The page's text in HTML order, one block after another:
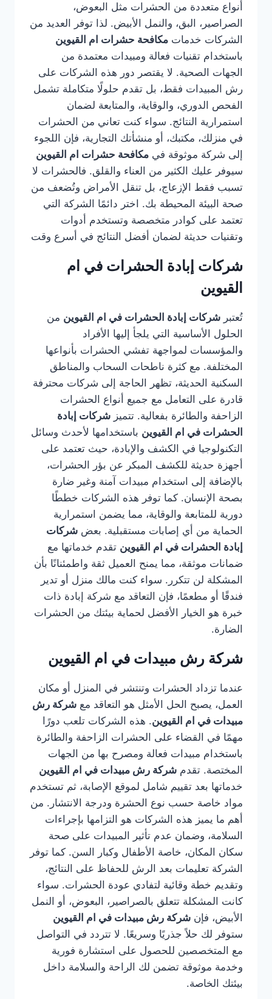
أنواع متعددة من الحشرات مثل البعوض،
الصراصير، البق، والنمل الأبيض. لذا توفر العديد من
الشركات خدمات مكافحة حشرات ام القيوين
باستخدام تقنيات فعالة ومبيدات معتمدة من
الجهات الصحية. لا يقتصر دور هذه الشركات على
رش المبيدات فقط، بل تقدم حلولًا متكاملة تشمل
الفحص الدوري، والوقاية، والمتابعة لضمان
استمرارية النتائج. سواء كنت تعاني من الحشرات
في منزلك، مكتبك، أو منشأتك التجارية، فإن اللجوء
إلى شركة موثوقة في مكافحة حشرات ام القيوين
سيوفر عليك الكثير من العناء والقلق. فالحشرات لا
تسبب فقط الإزعاج، بل تنقل الأمراض وتُضعف من
صحة البيئة المحيطة بك. اختر دائمًا الشركة التي
تعتمد على كوادر متخصصة وتستخدم أدوات
وتقنيات حديثة لضمان أفضل النتائج في أسرع وقت
شركات إبادة الحشرات في ام
القيوين
تُعتبر شركات إبادة الحشرات في ام القيوين من
الحلول الأساسية التي يلجأ إليها الأفراد
والمؤسسات لمواجهة تفشي الحشرات بأنواعها
المختلفة. مع كثرة ناطحات السحاب والمناطق
السكنية الحديثة، تظهر الحاجة إلى شركات محترفة
قادرة على التعامل مع جميع أنواع الحشرات
الزاحفة والطائرة بفعالية. تتميز شركات إبادة
الحشرات في ام القيوين باستخدامها لأحدث وسائل
التكنولوجيا في الكشف والإبادة، حيث تعتمد على
أجهزة حديثة للكشف المبكر عن بؤر الحشرات،
بالإضافة إلى استخدام مبيدات آمنة وغير ضارة
بصحة الإنسان. كما توفر هذه الشركات خططًا
دورية للمتابعة والوقاية، مما يضمن استمرارية
الحماية من أي إصابات مستقبلية. بعض شركات
إبادة الحشرات في ام القيوين تقدم خدماتها مع
ضمانات موثقة، مما يمنح العميل ثقة واطمئنانًا بأن
المشكلة لن تتكرر. سواء كنت مالك منزل أو تدير
فندقًا أو مطعمًا، فإن التعاقد مع شركة إبادة ذات
خبرة هو الخيار الأفضل لحماية بيئتك من الحشرات
الضارة.
شركة رش مبيدات في ام القيوين
عندما تزداد الحشرات وتنتشر في المنزل أو مكان
العمل، يصبح الحل الأمثل هو التعاقد مع شركة رش
مبيدات في ام القيوين. هذه الشركات تلعب دورًا
مهمًا في القضاء على الحشرات الزاحفة والطائرة
باستخدام مبيدات فعالة ومصرح بها من الجهات
المختصة. تقدم شركة رش مبيدات في ام القيوين
خدماتها بعد تقييم شامل لموقع الإصابة، ثم تستخدم
مواد خاصة حسب نوع الحشرة ودرجة الانتشار. من
أهم ما يميز هذه الشركات هو التزامها بإجراءات
السلامة، وضمان عدم تأثير المبيدات على صحة
سكان المكان، خاصة الأطفال وكبار السن. كما توفر
الشركة تعليمات بعد الرش للحفاظ على النتائج،
وتقديم خطة وقائية لتفادي عودة الحشرات. سواء
كانت المشكلة تتعلق بالصراصير، البعوض، أو النمل
الأبيض، فإن شركة رش مبيدات في ام القيوين
ستوفر لك حلاً جذريًا وسريعًا. لا تتردد في التواصل
مع المتخصصين للحصول على استشارة فورية
وخدمة موثوقة تضمن لك الراحة والسلامة داخل
بيئتك الخاصة.